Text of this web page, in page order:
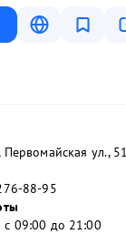
Первомайская ул., 51
88-95
с 09:00 до 21:00